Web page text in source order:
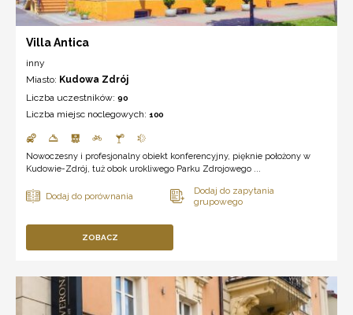
Villa Antica
inny
Miasto: Kudowa Zdrój
Liczba uczestników: 90
Liczba miejsc noclegowych: 100
Nowoczesny i profesjonalny obiekt konferencyjny, pięknie położony w
Kudowie-Zdrój, tuż obok urokliwego Parku Zdrojowego ...
ZOBACZ